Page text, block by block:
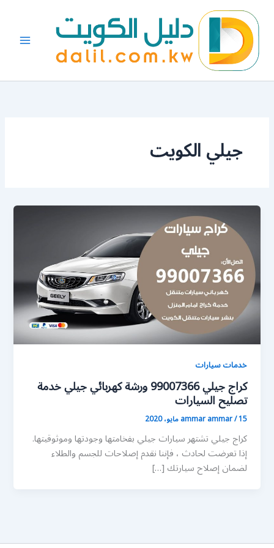
المحتوى
جيلي الكويت
خدمات سيارات
كراج جيلي 99007366 ورشة كهربائي جيلي خدمة
تصليح السيارات
ammar ammar/15 مايو، 2020
كراج جيلي تشتهر سيارات جيلي بفخامتها وجودتها وموثوقيتها.
إذا تعرضت لحادث ، فإننا نقدم إصلاحات للجسم والطلاء
لضمان إصلاح سيارتك […]